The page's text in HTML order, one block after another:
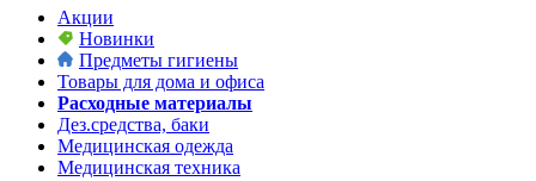
Акции
Новинки
Предметы гигиены
Товары для дома и офиса
Расходные материалы
Дез.средства, баки
Медицинская одежда
Медицинская техника